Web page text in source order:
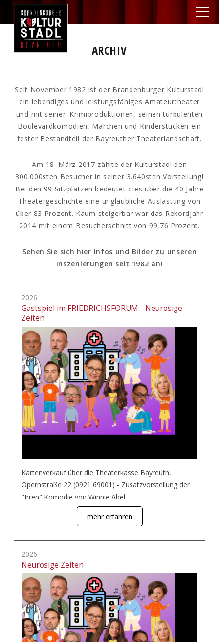
ARCHIV
Seit November 1982 ist der Brandenburger Kulturstadl
ein lebendiges und leistungsfähiges Amateurtheater
und mit seinen Krimiproduktionen, seinen turbulenten
Boulevardkomödien, Märchen und Kinderstücken ein
fester Bestandteil der Bayreuther Theaterlandschaft.
Am 18. März 2017 zählte der Kulturstadl den
300.000sten Besucher in seiner 3.640sten Vorstellung!
Bei den 99 Sitzplätzen bedeutet dies über die 40 Jahre
Theatergeschichte eine unglaubliche Auslastung von
über 83 Prozent. Kaum steigerbar war das Rekordjahr
2014 mit einem Besucherschnitt von 99,76 Prozent.
Sehen Sie sich hier Infos und Bilder zu unseren
Inszenierungen seit 1982 an!
2026
Gastspiel im FRIEDRICHSFORUM - Neurosige
Zeiten
Kartenverkauf über die Theaterkasse Bayreuth,
Opernstraße 22 (0921 69001) - Zusatzvorstellung der
"Irren" Komödie von Winnie Abel
mehr erfahren
2026
Neurosige Zeiten